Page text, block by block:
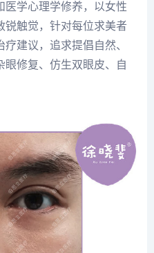
医学心理学修养，以女性
锐触觉，针对每位求美者
建议，追求提倡自然、
眼修复、仿生双眼皮、自